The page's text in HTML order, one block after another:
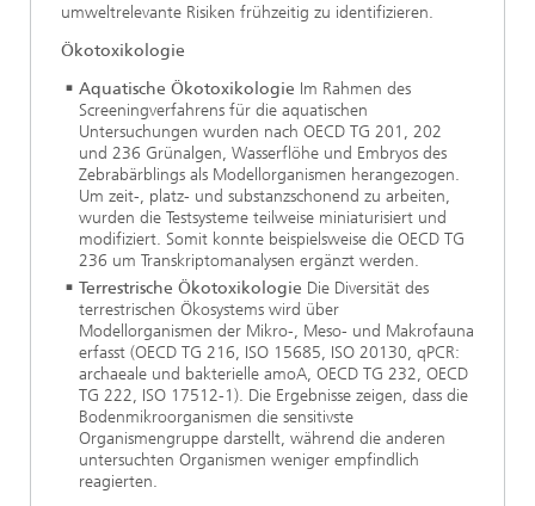
umweltrelevante Risiken frühzeitig zu identifizieren.
Ökotoxikologie
Aquatische Ökotoxikologie Im Rahmen des
Screeningverfahrens für die aquatischen
Untersuchungen wurden nach OECD TG 201, 202
und 236 Grünalgen, Wasserflöhe und Embryos des
Zebrabärblings als Modellorganismen herangezogen.
Um zeit-, platz- und substanzschonend zu arbeiten,
wurden die Testsysteme teilweise miniaturisiert und
modifiziert. Somit konnte beispielsweise die OECD TG
236 um Transkriptomanalysen ergänzt werden.
Terrestrische Ökotoxikologie Die Diversität des
terrestrischen Ökosystems wird über
Modellorganismen der Mikro-, Meso- und Makrofauna
erfasst (OECD TG 216, ISO 15685, ISO 20130, qPCR:
archaeale und bakterielle amoA, OECD TG 232, OECD
TG 222, ISO 17512-1). Die Ergebnisse zeigen, dass die
Bodenmikroorganismen die sensitivste
Organismengruppe darstellt, während die anderen
untersuchten Organismen weniger empfindlich
reagierten.